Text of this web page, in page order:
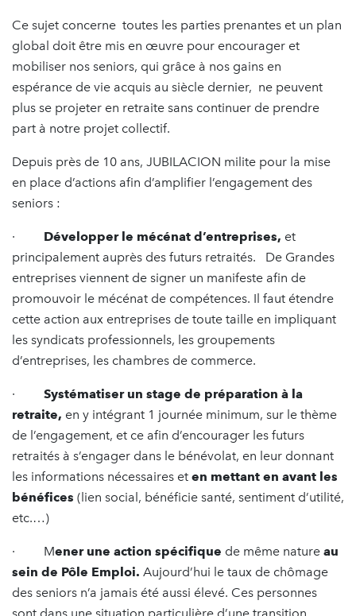
Ce sujet concerne toutes les parties prenantes et un plan
global doit être mis en œuvre pour encourager et
mobiliser nos seniors, qui grâce à nos gains en
espérance de vie acquis au siècle dernier, ne peuvent
plus se projeter en retraite sans continuer de prendre
part à notre projet collectif.
Depuis près de 10 ans, JUBILACION milite pour la mise
en place d’actions afin d’amplifier l’engagement des
seniors :
· Développer le mécénat d’entreprises, et
principalement auprès des futurs retraités. De Grandes
entreprises viennent de signer un manifeste afin de
promouvoir le mécénat de compétences. Il faut étendre
cette action aux entreprises de toute taille en impliquant
les syndicats professionnels, les groupements
d’entreprises, les chambres de commerce.
· Systématiser un stage de préparation à la
retraite, en y intégrant 1 journée minimum, sur le thème
de l’engagement, et ce afin d’encourager les futurs
retraités à s’engager dans le bénévolat, en leur donnant
les informations nécessaires et en mettant en avant les
bénéfices (lien social, bénéficie santé, sentiment d’utilité,
etc.…)
· Mener une action spécifique de même nature au
sein de Pôle Emploi. Aujourd’hui le taux de chômage
des seniors n’a jamais été aussi élevé. Ces personnes